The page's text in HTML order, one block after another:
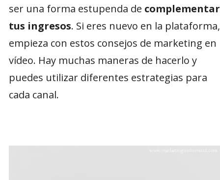
ser una forma estupenda de complementar
tus ingresos. Si eres nuevo en la plataforma,
empieza con estos consejos de marketing en
vídeo. Hay muchas maneras de hacerlo y
puedes utilizar diferentes estrategias para
cada canal.